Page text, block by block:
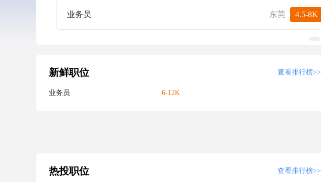
业务员 东莞 4.5-8K
新鲜职位 查看排行榜>>
业务员 6-12K
热投职位 查看排行榜>>